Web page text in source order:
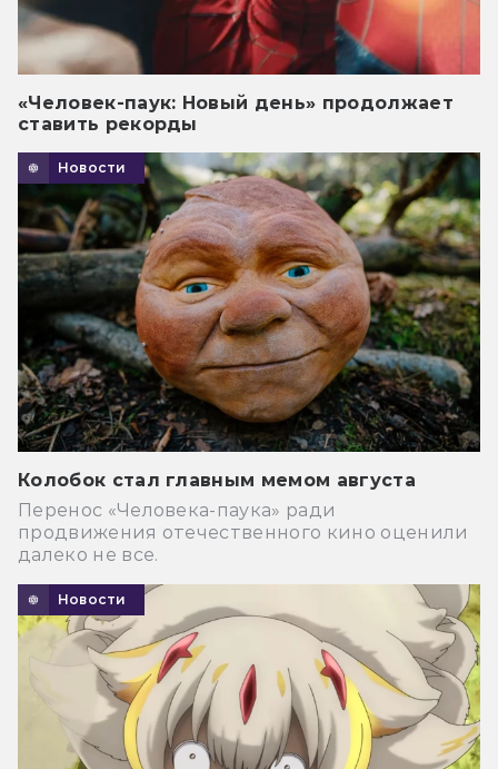
«Человек-паук: Новый день» продолжает
ставить рекорды
Новости
Колобок стал главным мемом августа
Перенос «Человека-паука» ради
продвижения отечественного кино оценили
далеко не все.
Новости